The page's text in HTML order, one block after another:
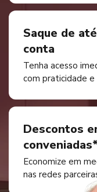
Saque de
conta
Tenha acesso
com praticidade e
Descontos
conveniadas*
Economize em
nas redes